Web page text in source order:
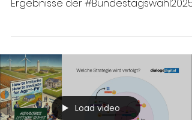
📢 Bundestagswahl 2025: Was bedeutet
Ergebnisse der #Bundestagswahl2025
verändern die...